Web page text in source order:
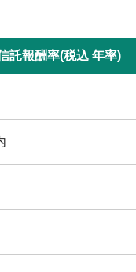
託報酬率(税込 年率)